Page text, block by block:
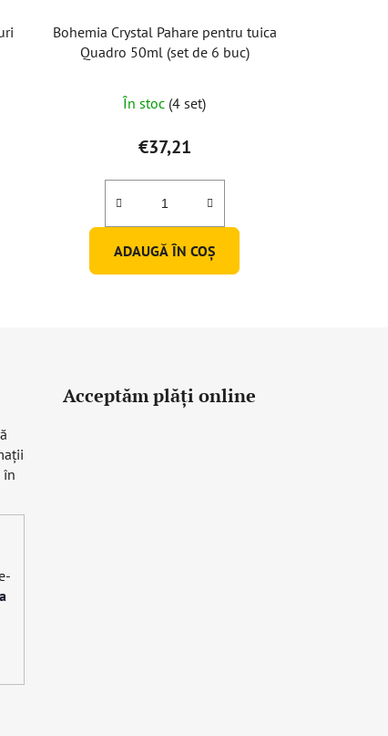
Bohemia Crystal Pahare pentru tuica
Quadro 50ml (set de 6 buc)
În stoc (4 set)
€37,21
ADAUGĂ ÎN COŞ
în
Acceptăm plăţi online